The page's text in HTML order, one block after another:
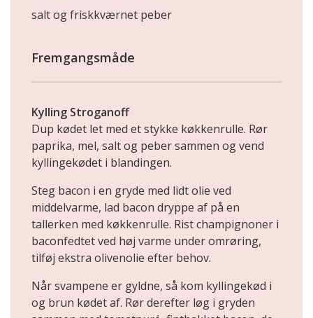
salt og friskkværnet peber
Fremgangsmåde
Kylling Stroganoff
Dup kødet let med et stykke køkkenrulle. Rør
paprika, mel, salt og peber sammen og vend
kyllingekødet i blandingen.
Steg bacon i en gryde med lidt olie ved
middelvarme, lad bacon dryppe af på en
tallerken med køkkenrulle. Rist champignoner i
baconfedtet ved høj varme under omrøring,
tilføj ekstra olivenolie efter behov.
Når svampene er gyldne, så kom kyllingekød i
og brun kødet af. Rør derefter løg i gryden